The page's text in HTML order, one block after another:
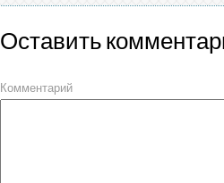
Оставить
Комментарий